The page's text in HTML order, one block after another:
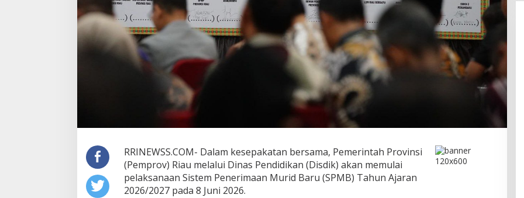
RRINEWSS.COM- Dalam kesepakatan bersama, Pemerintah Provinsi
(Pemprov) Riau melalui Dinas Pendidikan (Disdik) akan memulai
pelaksanaan Sistem Penerimaan Murid Baru (SPMB) Tahun Ajaran
2026/2027 pada 8 Juni 2026.